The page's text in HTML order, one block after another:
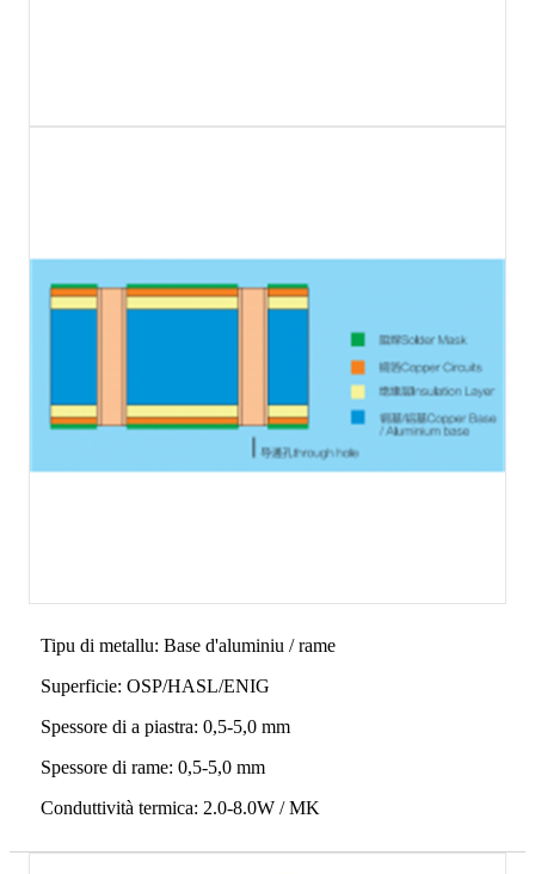
Tipu di metallu: Base d'aluminiu / rame
Superficie: OSP/HASL/ENIG
Spessore di a piastra: 0,5-5,0 mm
Spessore di rame: 0,5-5,0 mm
Conduttività termica: 2.0-8.0W / MK